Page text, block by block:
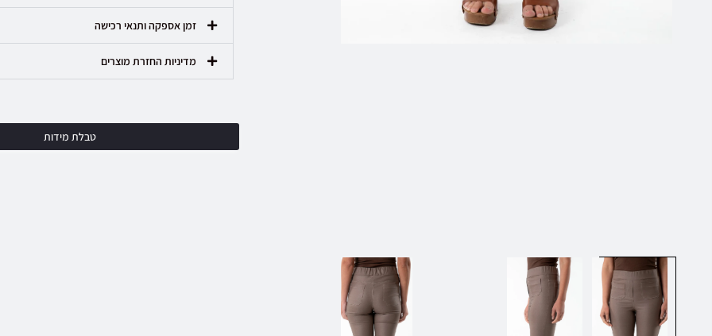
טבלת מידות
זמן אספקה ותנאי רכישה
מדיניות החזרת מוצרים